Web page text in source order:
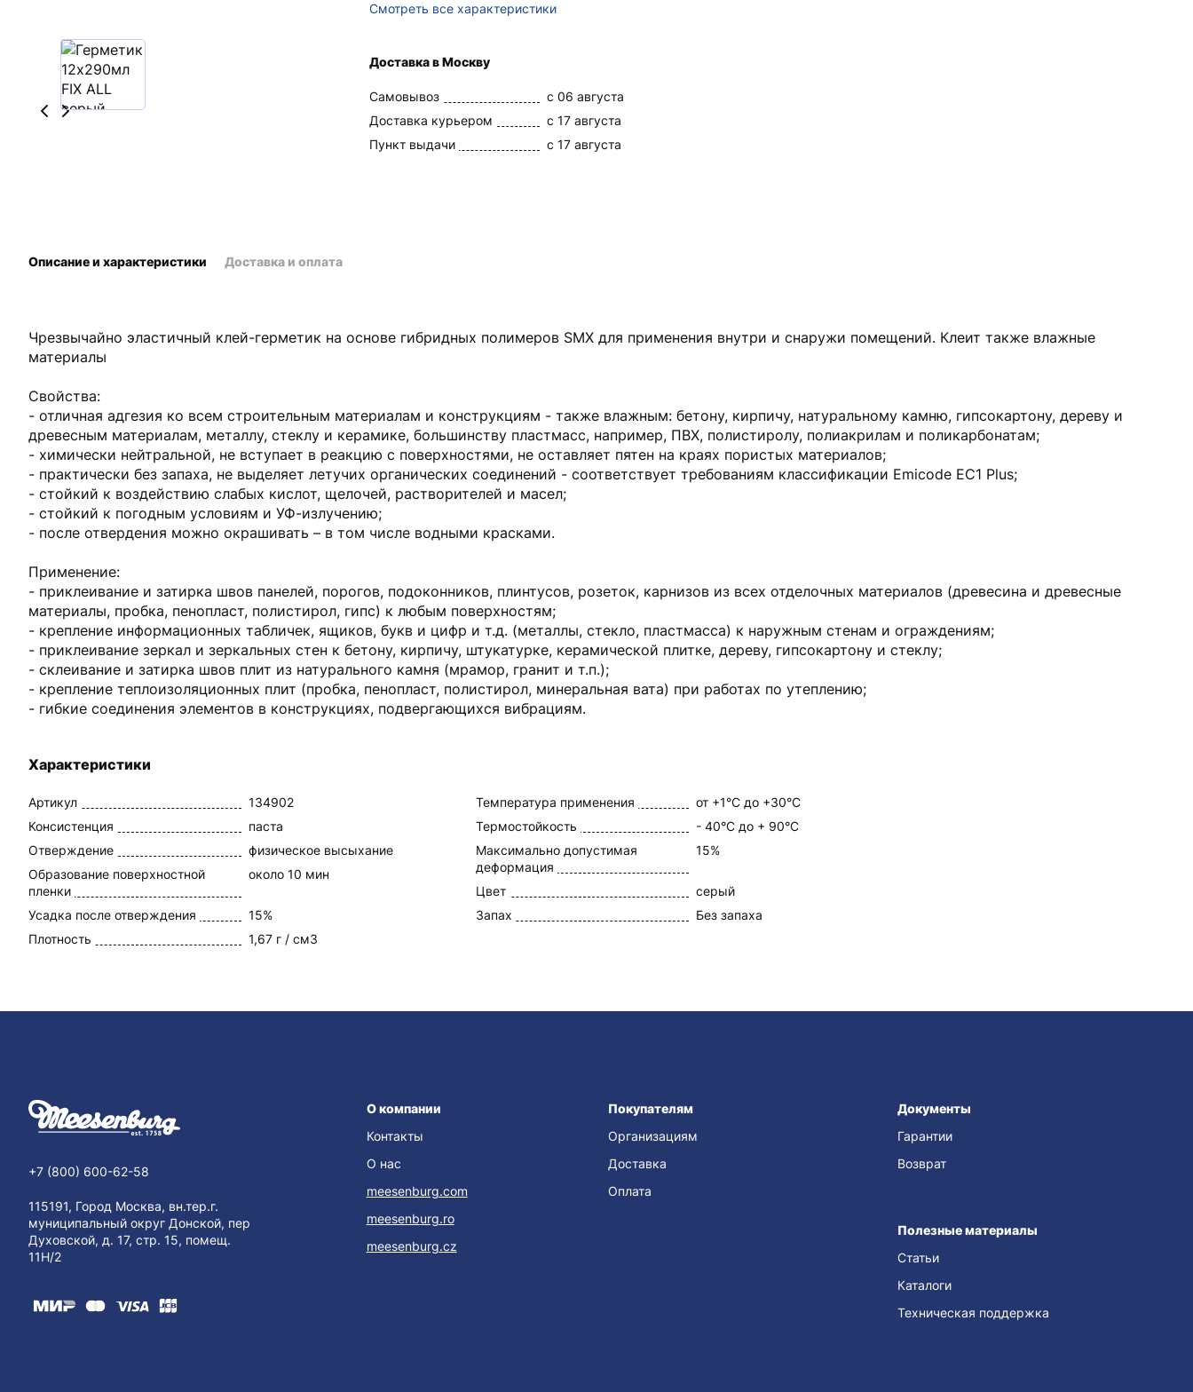
Смотреть все характеристики
Доставка в Москву
Самовывоз
c 06 августа
Доставка курьером
c 17 августа
Пункт выдачи
c 17 августа
Чрезвычайно эластичный клей-герметик на основе гибридных полимеров SMX для применения внутри и снаружи помещений. Клеит также влажные
материалы
Свойства:
- отличная адгезия ко всем строительным материалам и конструкциям - также влажным: бетону, кирпичу, натуральному камню, гипсокартону, дереву и
древесным материалам, металлу, стеклу и керамике, большинству пластмасс, например, ПВХ, полистиролу, полиакрилам и поликарбонатам;
- химически нейтральной, не вступает в реакцию с поверхностями, не оставляет пятен на краях пористых материалов;
- практически без запаха, не выделяет летучих органических соединений - соответствует требованиям классификации Emicode EC1 Plus;
- стойкий к воздействию слабых кислот, щелочей, растворителей и масел;
- стойкий к погодным условиям и УФ-излучению;
- после отвердения можно окрашивать – в том числе водными красками.
Применение:
- приклеивание и затирка швов панелей, порогов, подоконников, плинтусов, розеток, карнизов из всех отделочных материалов (древесина и древесные
материалы, пробка, пенопласт, полистирол, гипс) к любым поверхностям;
- крепление информационных табличек, ящиков, букв и цифр и т.д. (металлы, стекло, пластмасса) к наружным стенам и ограждениям;
- приклеивание зеркал и зеркальных стен к бетону, кирпичу, штукатурке, керамической плитке, дереву, гипсокартону и стеклу;
- склеивание и затирка швов плит из натурального камня (мрамор, гранит и т.п.);
- крепление теплоизоляционных плит (пробка, пенопласт, полистирол, минеральная вата) при работах по утеплению;
- гибкие соединения элементов в конструкциях, подвергающихся вибрациям.
Характеристики
Артикул
134902
Консистенция
паста
Отверждение
физическое высыхание
Образование поверхностной
пленки
около 10 мин
Усадка после отверждения
15%
Плотность
1,67 г / см3
Температура применения
от +1°С до +30°С
Термостойкость
- 40°C до + 90°C
Максимально допустимая
деформация
15%
Цвет
серый
Запах
Без запаха
Описание и характеристики Доставка и оплата
+7 (800) 600-62-58
115191, Город Москва, вн.тер.г.
муниципальный округ Донской, пер
Духовской, д. 17, стр. 15, помещ.
11Н/2
О компании
Контакты
О нас
meesenburg.com
meesenburg.ro
meesenburg.cz
Покупателям
Организациям
Доставка
Оплата
Документы
Гарантии
Возврат
Полезные материалы
Статьи
Каталоги
Техническая поддержка